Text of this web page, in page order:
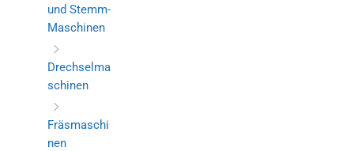
und Stemm-
Maschinen
Drechselma
schinen
Fräsmaschi
nen